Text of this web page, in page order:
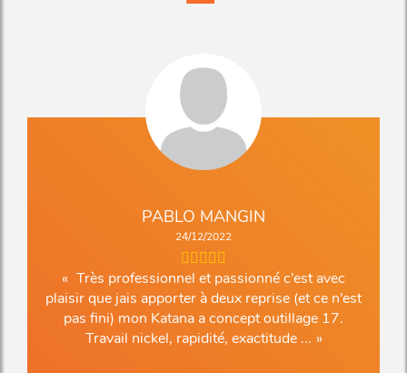
PABLO MANGIN
24/12/2022
Très professionnel et passionné c’est avec
plaisir que jais apporter à deux reprise (et ce n’est
pas fini) mon Katana a concept outillage 17.
Travail nickel, rapidité, exactitude ...